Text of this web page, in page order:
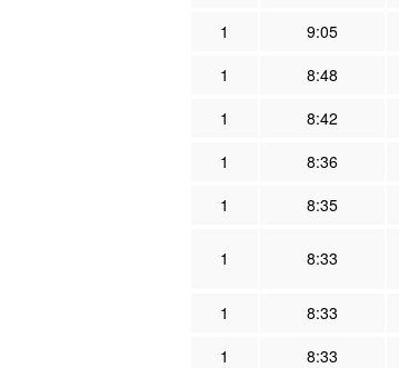
1
9:05
1
8:48
1
8:42
1
8:36
1
8:35
1 8:33
1
8:33
1
8:33